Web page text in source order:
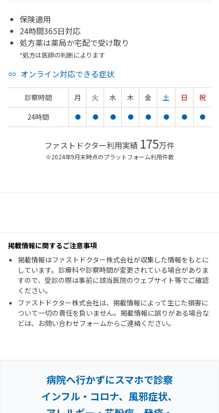
保険適用
24時間365日対応
処方薬は薬局か宅配で受け取り
*処方は医師の判断によります
オンライン対応できる症状
診察時間 月 火 水 木 金 土 日
祝
24時間
● ● ● ● ● ● ● ●
ファストドクター利用実績 175万件
※2024年9月末時点のプラットフォーム利用件数
掲載情報に関するご注意事項
掲載情報はファストドクター株式会社が収集した情報をもとに
しています。診療科や診察時間が変更されている場合がありま
すので、受診の際は事前に該当医院のウェブサイト等でご確認
ください。
ファストドクター株式会社は、掲載情報によって生じた損害に
ついて一切の責任を負いません。掲載情報に誤りがある場合な
どは、お問い合わせフォームからご連絡ください。
病院へ行かずにスマホで診察
インフル・コロナ、風邪症状、